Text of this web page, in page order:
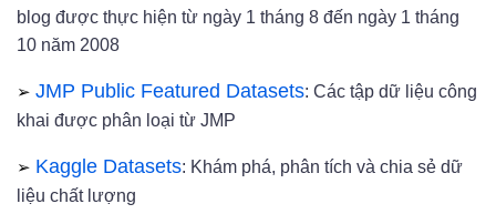
blog được thực hiện từ ngày 1 tháng 8 đến ngày 1 tháng
10 năm 2008
➢ JMP Public Featured Datasets: Các tập dữ liệu công
khai được phân loại từ JMP
➢ Kaggle Datasets: Khám phá, phân tích và chia sẻ dữ
liệu chất lượng